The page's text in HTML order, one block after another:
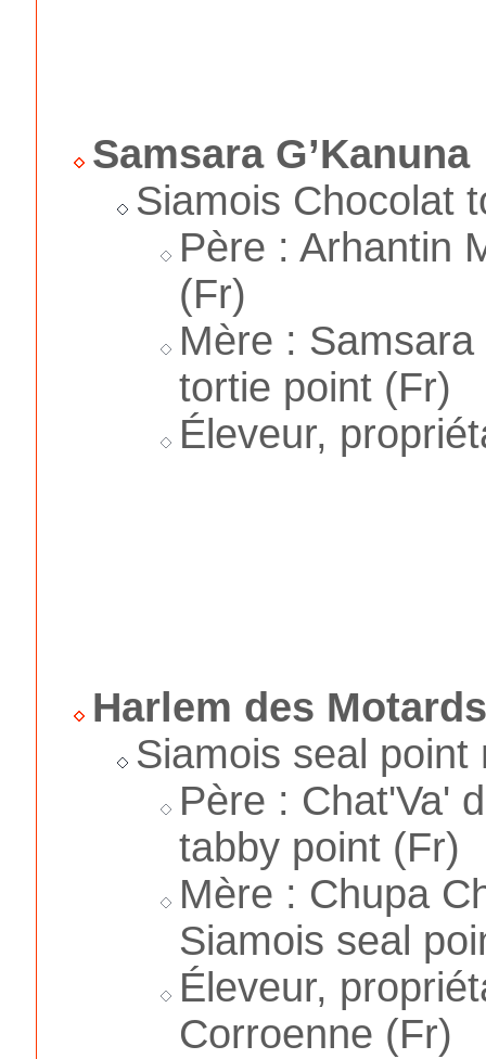
Samsara G’Kanuna
Siamois Chocolat
Père : Arhantin
(Fr)
Mère :
tortie point (Fr)
Éleveur,
Harlem des
Siamois seal
Père : Chat'Va'
tabby point (Fr)
Mère : Chupa
Siamois seal
Éleveur,
Corroenne (Fr)